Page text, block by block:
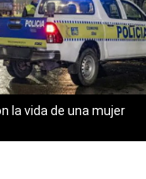
la vida de una mujer